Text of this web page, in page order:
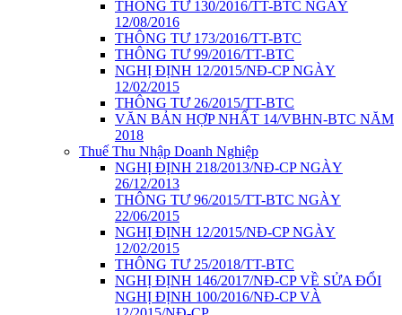
THÔNG TƯ 130/2016/TT-BTC NGÀY
12/08/2016
THÔNG TƯ 173/2016/TT-BTC
THÔNG TƯ 99/2016/TT-BTC
NGHỊ ĐỊNH 12/2015/NĐ-CP NGÀY
12/02/2015
THÔNG TƯ 26/2015/TT-BTC
VĂN BẢN HỢP NHẤT 14/VBHN-BTC NĂM
2018
Thuế Thu Nhập Doanh Nghiệp
NGHỊ ĐỊNH 218/2013/NĐ-CP NGÀY
26/12/2013
THÔNG TƯ 96/2015/TT-BTC NGÀY
22/06/2015
NGHỊ ĐỊNH 12/2015/NĐ-CP NGÀY
12/02/2015
THÔNG TƯ 25/2018/TT-BTC
NGHỊ ĐỊNH 146/2017/NĐ-CP VỀ SỬA ĐỔI
NGHỊ ĐỊNH 100/2016/NĐ-CP VÀ